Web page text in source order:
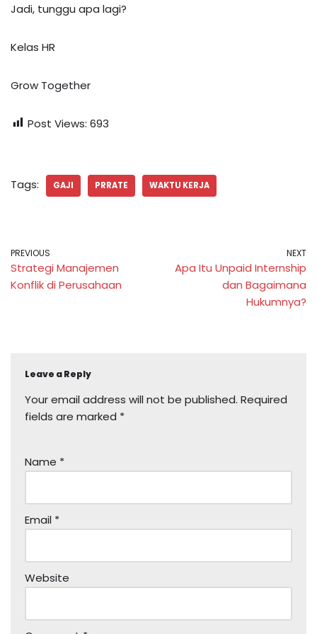
Jadi, tunggu apa lagi?
Kelas HR
Grow Together
Post Views: 693
Tags: GAJI PRRATE WAKTU KERJA
PREVIOUS
Strategi Manajemen
Konflik di Perusahaan
NEXT
Apa Itu Unpaid Internship
dan Bagaimana
Hukumnya?
Leave a Reply
Your email address will not be published. Required
fields are marked *
Name *
Email *
Website